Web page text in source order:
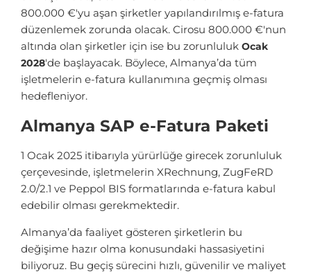
800.000 €'yu aşan şirketler yapılandırılmış e-fatura
düzenlemek zorunda olacak. Cirosu 800.000 €'nun
altında olan şirketler için ise bu zorunluluk Ocak
2028'de başlayacak. Böylece, Almanya’da tüm
işletmelerin e-fatura kullanımına geçmiş olması
hedefleniyor.
Almanya SAP e-Fatura Paketi
1 Ocak 2025 itibarıyla yürürlüğe girecek zorunluluk
çerçevesinde, işletmelerin XRechnung, ZugFeRD
2.0/2.1 ve Peppol BIS formatlarında e-fatura kabul
edebilir olması gerekmektedir.
Almanya’da faaliyet gösteren şirketlerin bu
değişime hazır olma konusundaki hassasiyetini
biliyoruz. Bu geçiş sürecini hızlı, güvenilir ve maliyet